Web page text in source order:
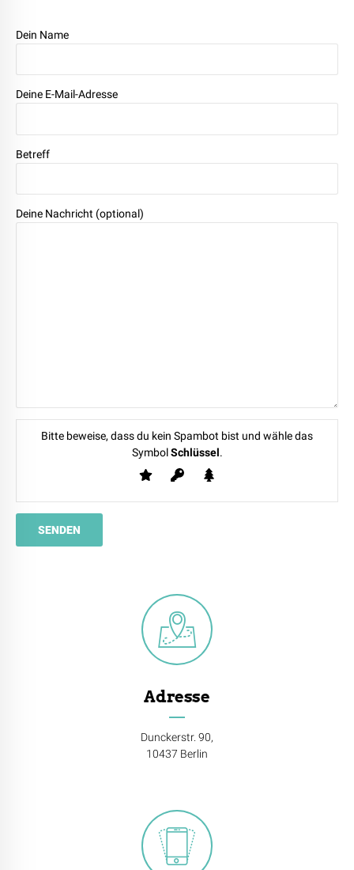
Dein Name
Deine E-Mail-Adresse
Betreff
Deine Nachricht (optional)
Bitte beweise, dass du kein Spambot bist und wähle das
SymbolSchlüssel.
Adresse
Dunckerstr. 90,
10437 Berlin